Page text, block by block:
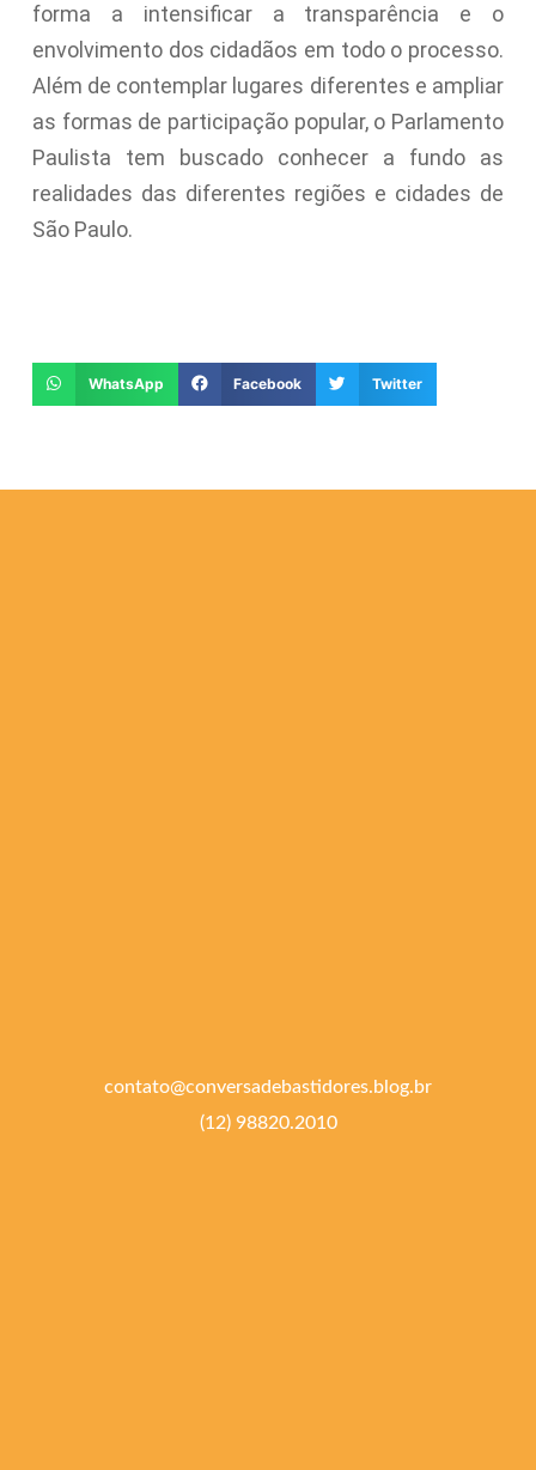
forma a intensificar a transparência e o
envolvimento dos cidadãos em todo o processo.
Além de contemplar lugares diferentes e ampliar
as formas de participação popular, o Parlamento
Paulista tem buscado conhecer a fundo as
realidades das diferentes regiões e cidades de
São Paulo.
WhatsApp Facebook Twitter
contato@conversadebastidores.blog.br
(12) 98820.2010